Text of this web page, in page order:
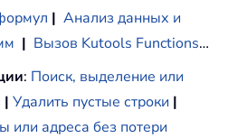
| Анализ данных и
| Вызов Kutools Functions…
: Поиск, выделение или
| Удалить пустые строки |
или адреса без потери